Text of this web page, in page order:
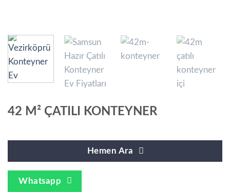
42 M² ÇATILI KONTEYNER
Hemen Ara
Whatsapp